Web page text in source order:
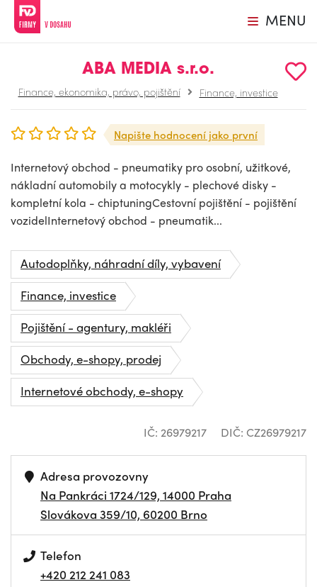
MENU
ABA MEDIA s.r.o.
Finance, ekonomika, právo, pojištění Finance, investice
Napište hodnocení jako první
Internetový obchod - pneumatiky pro osobní, užitkové,
nákladní automobily a motocykly - plechové disky -
kompletní kola - chiptuningCestovní pojištění - pojištění
vozidelInternetový obchod - pneumatik...
Autodoplňky, náhradní díly, vybavení
Finance, investice
Pojištění - agentury, makléři
Obchody, e-shopy, prodej
Internetové obchody, e-shopy
IČ: 26979217 DIČ: CZ26979217
Adresa provozovny
Na Pankráci 1724/129, 14000 Praha
Slovákova 359/10, 60200 Brno
Telefon
+420 212 241 083